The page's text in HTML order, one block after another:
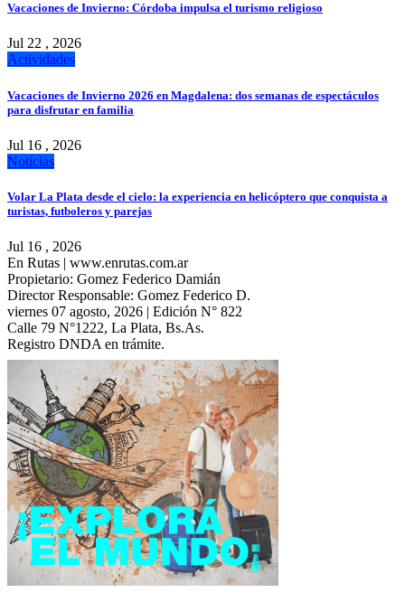
Vacaciones de Invierno: Córdoba impulsa el turismo religioso
Jul 22 , 2026
Actividades
Vacaciones de Invierno 2026 en Magdalena: dos semanas de espectáculos
para disfrutar en familia
Jul 16 , 2026
Noticias
Volar La Plata desde el cielo: la experiencia en helicóptero que conquista a
turistas, futboleros y parejas
Jul 16 , 2026
En Rutas | www.enrutas.com.ar
Propietario: Gomez Federico Damián
Director Responsable: Gomez Federico D.
viernes 07 agosto, 2026 | Edición N° 822
Calle 79 N°1222, La Plata, Bs.As.
Registro DNDA en trámite.